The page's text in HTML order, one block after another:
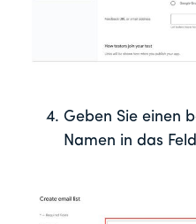
Geben Sie einen
Namen in das Feld